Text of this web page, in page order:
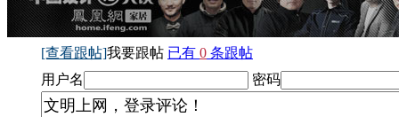
[查看跟帖]我要跟帖 已有 0 条跟帖
用户名
密码